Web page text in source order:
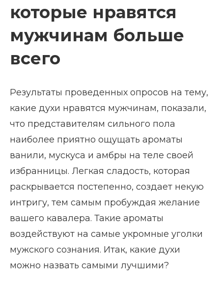
которые нравятся
мужчинам больше
всего
Результаты проведенных опросов на тему,
какие духи нравятся мужчинам, показали,
что представителям сильного пола
наиболее приятно ощущать ароматы
ванили, мускуса и амбры на теле своей
избранницы. Легкая сладость, которая
раскрывается постепенно, создает некую
интригу, тем самым пробуждая желание
вашего кавалера. Такие ароматы
воздействуют на самые укромные уголки
мужского сознания. Итак, какие духи
можно назвать самыми лучшими?